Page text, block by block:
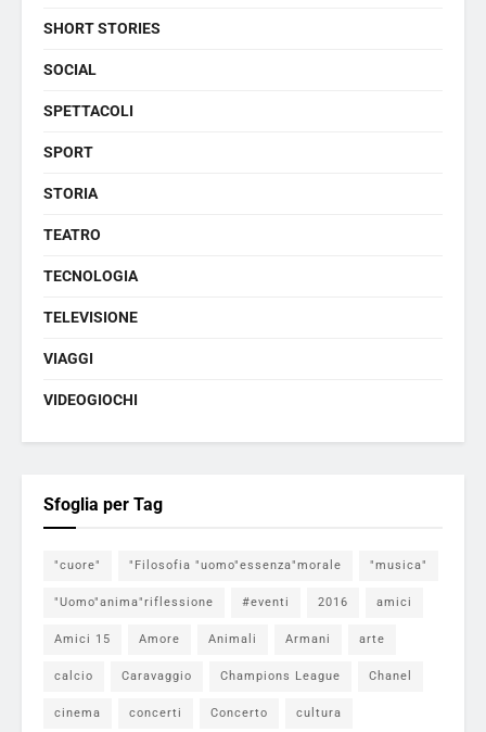
SHORT STORIES
SOCIAL
SPETTACOLI
SPORT
STORIA
TEATRO
TECNOLOGIA
TELEVISIONE
VIAGGI
VIDEOGIOCHI
Sfoglia per Tag
"cuore" "Filosofia "uomo"essenza"morale "musica"
"Uomo"anima"riflessione #eventi 2016 amici
Amici 15 Amore Animali Armani arte
calcio Caravaggio Champions League Chanel
cinema concerti Concerto cultura